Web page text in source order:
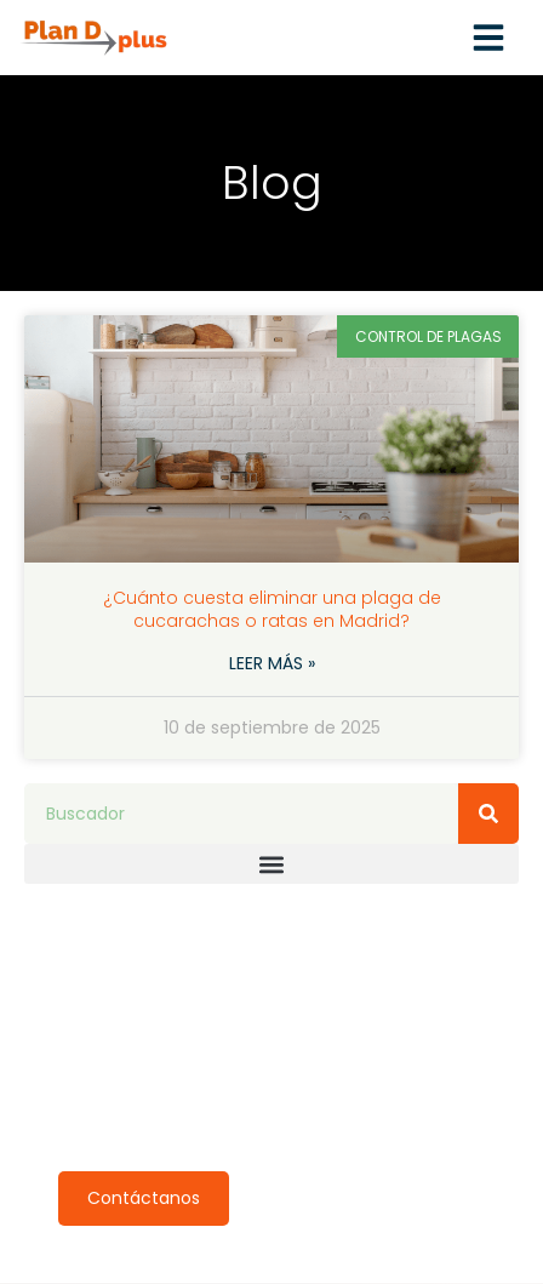
Blog
CONTROL DE PLAGAS
¿Cuánto cuesta eliminar una plaga de
cucarachas o ratas en Madrid?
LEER MÁS »
10 de septiembre de 2025
Contáctanos